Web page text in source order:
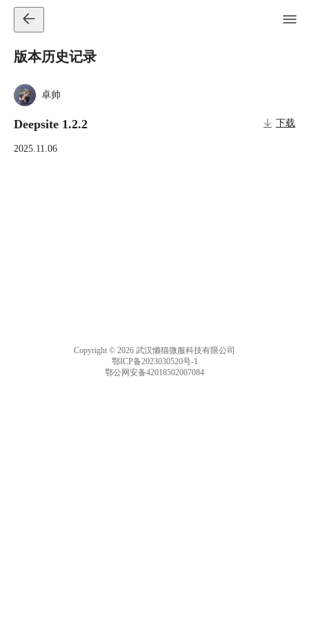
版本历史记录
卓帅
Deepsite 1.2.2 下载
2025.11.06
Copyright © 2026 武汉懒猫微服科技有限公司
鄂ICP备2023030520号-1
鄂公网安备42018502007084